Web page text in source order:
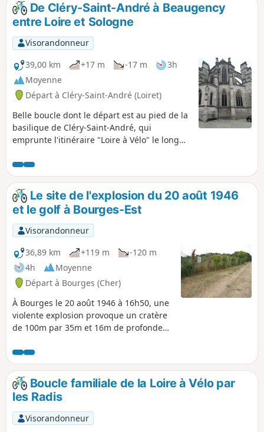
De Cléry-Saint-André à Beaugency
entre Loire et Sologne
Visorandonneur
39,00 km
+17 m -17 m
3h
Moyenne
Départ à Cléry-Saint-André (Loiret)
Belle boucle dont le départ est au pied de la
basilique de Cléry-Saint-André, qui
emprunte l'itinéraire "Loire à Vélo" le long
par leur histoire sont traversées, Meung-
sur-Loire et Beaugency. Au retour, la
randonnée emprunte le GR®3 au cœur de la
Sologne Orléanaise.
Le site de l'explosion du 20 août 1946
et le golf à Bourges-Est
Visorandonneur
36,89 km
+119 m
-120 m
4h
Moyenne
Départ à Bourges (Cher)
À Bourges le 20 août 1946 à 16h50, une
violente explosion provoque un cratère
de 100m par 35m et 16m de profondeur,
justices. Les 10 travailleurs décèdent. 4
sont portés disparus, ensevelis avec les
nombreuses bombes qu’ils
désamorçaient.
Boucle familiale de la Loire à Vélo par
les Radis
Visorandonneur